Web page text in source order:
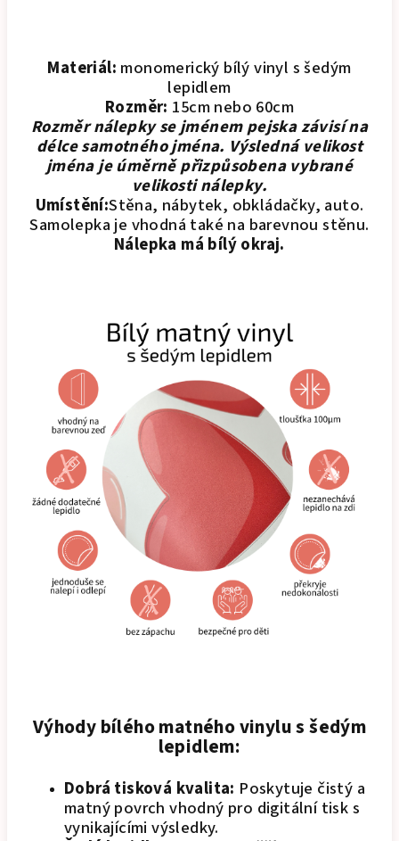
Materiál: monomerický bílý vinyl s šedým
lepidlem
Rozměr: 15cm nebo 60cm
Rozměr nálepky se jménem pejska závisí na
délce samotného jména. Výsledná velikost
jména je úměrně přizpůsobena vybrané
velikosti nálepky.
Umístění:Stěna, nábytek, obkládačky, auto.
Samolepka je vhodná také na barevnou stěnu.
Nálepka má bílý okraj.
Výhody bílého matného vinylu s šedým
lepidlem:
Dobrá tisková kvalita: Poskytuje čistý a
matný povrch vhodný pro digitální tisk s
vynikajícími výsledky.